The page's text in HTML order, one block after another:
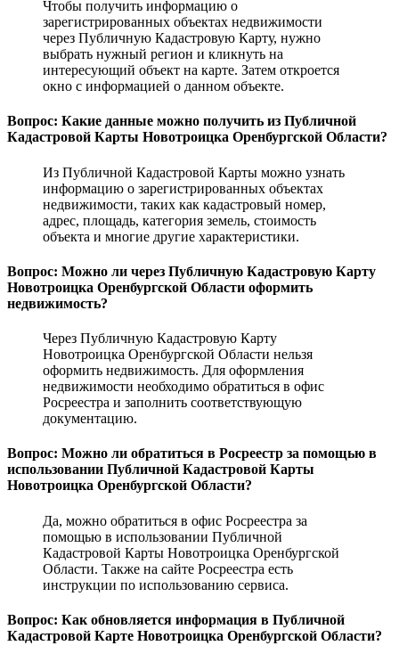
Чтобы получить информацию о
зарегистрированных объектах недвижимости
через Публичную Кадастровую Карту, нужно
выбрать нужный регион и кликнуть на
интересующий объект на карте. Затем откроется
окно с информацией о данном объекте.
Вопрос: Какие данные можно получить из Публичной
Кадастровой Карты Новотроицка Оренбургской Области?
Из Публичной Кадастровой Карты можно узнать
информацию о зарегистрированных объектах
недвижимости, таких как кадастровый номер,
адрес, площадь, категория земель, стоимость
объекта и многие другие характеристики.
Вопрос: Можно ли через Публичную Кадастровую Карту
Новотроицка Оренбургской Области оформить
недвижимость?
Через Публичную Кадастровую Карту
Новотроицка Оренбургской Области нельзя
оформить недвижимость. Для оформления
недвижимости необходимо обратиться в офис
Росреестра и заполнить соответствующую
документацию.
Вопрос: Можно ли обратиться в Росреестр за помощью в
использовании Публичной Кадастровой Карты
Новотроицка Оренбургской Области?
Да, можно обратиться в офис Росреестра за
помощью в использовании Публичной
Кадастровой Карты Новотроицка Оренбургской
Области. Также на сайте Росреестра есть
инструкции по использованию сервиса.
Вопрос: Как обновляется информация в Публичной
Кадастровой Карте Новотроицка Оренбургской Области?